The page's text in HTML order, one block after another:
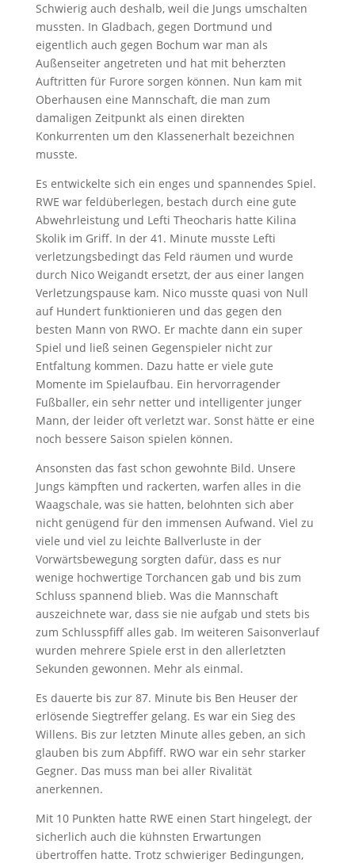
Schwierig auch deshalb, weil die Jungs umschalten
mussten. In Gladbach, gegen Dortmund und
eigentlich auch gegen Bochum war man als
Außenseiter angetreten und hat mit beherzten
Auftritten für Furore sorgen können. Nun kam mit
Oberhausen eine Mannschaft, die man zum
damaligen Zeitpunkt als einen direkten
Konkurrenten um den Klassenerhalt bezeichnen
musste.
Es entwickelte sich ein enges und spannendes Spiel.
RWE war feldüberlegen, bestach durch eine gute
Abwehrleistung und Lefti Theocharis hatte Kilina
Skolik im Griff. In der 41. Minute musste Lefti
verletzungsbedingt das Feld räumen und wurde
durch Nico Weigandt ersetzt, der aus einer langen
Verletzungspause kam. Nico musste quasi von Null
auf Hundert funktionieren und das gegen den
besten Mann von RWO. Er machte dann ein super
Spiel und ließ seinen Gegenspieler nicht zur
Entfaltung kommen. Dazu hatte er viele gute
Momente im Spielaufbau. Ein hervorragender
Fußballer, ein sehr netter und intelligenter junger
Mann, der leider oft verletzt war. Sonst hätte er eine
noch bessere Saison spielen können.
Ansonsten das fast schon gewohnte Bild. Unsere
Jungs kämpften und rackerten, warfen alles in die
Waagschale, was sie hatten, belohnten sich aber
nicht genügend für den immensen Aufwand. Viel zu
viele und viel zu leichte Ballverluste in der
Vorwärtsbewegung sorgten dafür, dass es nur
wenige hochwertige Torchancen gab und bis zum
Schluss spannend blieb. Was die Mannschaft
auszeichnete war, dass sie nie aufgab und stets bis
zum Schlusspfiff alles gab. Im weiteren Saisonverlauf
wurden mehrere Spiele erst in den allerletzten
Sekunden gewonnen. Mehr als einmal.
Es dauerte bis zur 87. Minute bis Ben Heuser der
erlösende Siegtreffer gelang. Es war ein Sieg des
Willens. Bis zur letzten Minute alles geben, an sich
glauben bis zum Abpfiff. RWO war ein sehr starker
Gegner. Das muss man bei aller Rivalität
anerkennen.
Mit 10 Punkten hatte RWE einen Start hingelegt, der
sicherlich auch die kühnsten Erwartungen
übertroffen hatte. Trotz schwieriger Bedingungen,